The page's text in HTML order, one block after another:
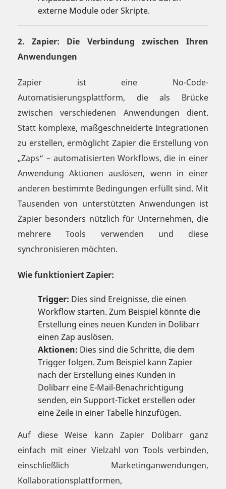
externe Module oder Skripte.
2. Zapier: Die Verbindung zwischen Ihren
Anwendungen
Zapier ist eine No-Code-
Automatisierungsplattform, die als Brücke
zwischen verschiedenen Anwendungen dient.
Statt komplexe, maßgeschneiderte Integrationen
zu erstellen, ermöglicht Zapier die Erstellung von
„Zaps“ – automatisierten Workflows, die in einer
Anwendung Aktionen auslösen, wenn in einer
anderen bestimmte Bedingungen erfüllt sind. Mit
Tausenden von unterstützten Anwendungen ist
Zapier besonders nützlich für Unternehmen, die
mehrere Tools verwenden und diese
synchronisieren möchten.
Wie funktioniert Zapier:
Trigger: Dies sind Ereignisse, die einen
Workflow starten. Zum Beispiel könnte die
Erstellung eines neuen Kunden in Dolibarr
einen Zap auslösen.
Aktionen: Dies sind die Schritte, die dem
Trigger folgen. Zum Beispiel kann Zapier
nach der Erstellung eines Kunden in
Dolibarr eine E-Mail-Benachrichtigung
senden, ein Support-Ticket erstellen oder
eine Zeile in einer Tabelle hinzufügen.
Auf diese Weise kann Zapier Dolibarr ganz
einfach mit einer Vielzahl von Tools verbinden,
einschließlich Marketinganwendungen,
Kollaborationsplattformen,